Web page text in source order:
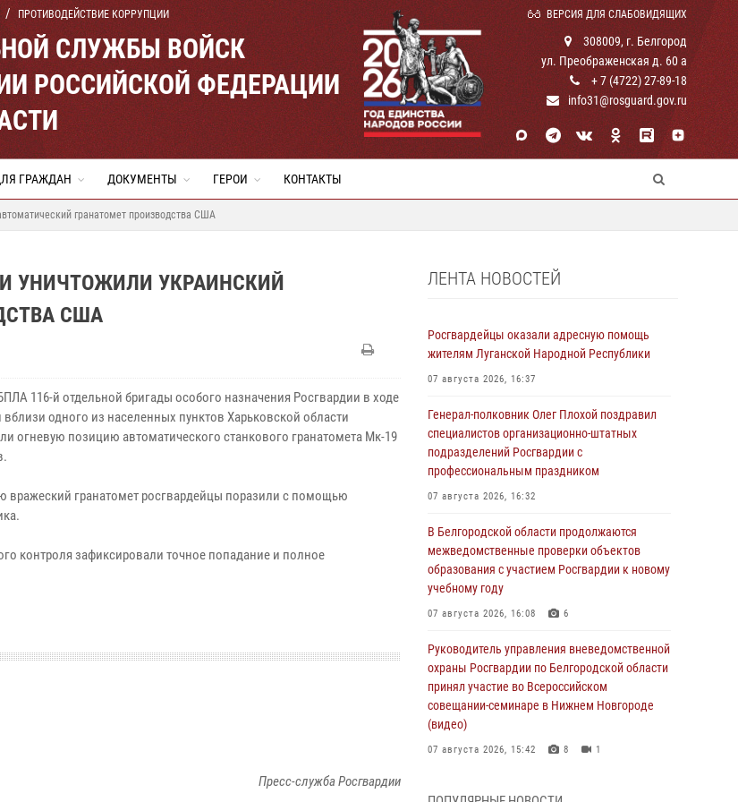
ПРОТИВОДЕЙСТВИЕ КОРРУПЦИИ ВЕРСИЯ ДЛЯ СЛАБОВИДЯЩИХ
СЛУЖБЫ ВОЙСК
РОССИЙСКОЙ ФЕДЕРАЦИИ
308009, г. Белгород
ул. Преображенская д. 60 а
+ 7 (4722) 27-89-18
info31@rosguard.gov.ru
ГРАЖДАН ДОКУМЕНТЫ ГЕРОИ КОНТАКТЫ
гранатомет производства США
УНИЧТОЖИЛИ УКРАИНСКИЙ
США
116-й отдельной бригады особого назначения Росгвардии в ходе
одного из населенных пунктов Харьковской области
огневую позицию автоматического станкового гранатомета Mк-19
вражеский гранатомет росгвардейцы поразили с помощью
контроля зафиксировали точное попадание и полное
Пресс-служба Росгвардии
ЛЕНТА НОВОСТЕЙ
Росгвардейцы оказали адресную помощь
жителям Луганской Народной Республики
07 августа 2026, 16:37
Генерал-полковник Олег Плохой поздравил
специалистов организационно-штатных
подразделений Росгвардии с
профессиональным праздником
07 августа 2026, 16:32
В Белгородской области продолжаются
межведомственные проверки объектов
образования с участием Росгвардии к новому
учебному году
07 августа 2026, 16:08 6
Руководитель управления вневедомственной
охраны Росгвардии по Белгородской области
принял участие во Всероссийском
совещании-семинаре в Нижнем Новгороде
(видео)
07 августа 2026, 15:42 8 1